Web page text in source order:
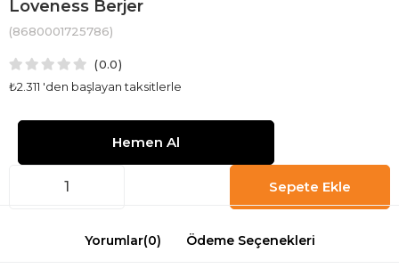
Loveness Berjer
(8680001725786)
0.0
₺2.311 'den başlayan taksitlerle
Yorumlar(0) Ödeme Seçenekleri